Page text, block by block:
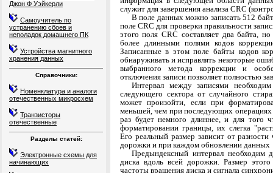
Джон Ф Уэйкерли
Самоучитель по
устранению сбоев и
неполадок домашнего ПК
Устройства магнитного
хранения данных
Справочники:
Номенклатура и аналоги
отечественных микросхем
Транзисторы
отечественные
Разделы статей:
Электронные схемы для
начинающих
служит для за­вершения анализа CRC
В поле данных можно записать 512
по­ле CRC для проверки правильности
этого поля CRC составляет два байта,
более длин­ными полями кодов
Записанные в этом поле байты кодов
обнаруживать и исправлять некоторые
выбранного метода коррекции и
отключения записи позволяет полностью
Интервал между записями
следующе­го сектора от случайного
может произойти, если при
меньшей, чем при после­дующих операциях
раз будет немного длиннее, и для того
форматировании границы, их слегка
Его реальный размер зависит от
дорожки и при каждом обновлении данных
Предындексный интервал необходим
диска вдоль всей дорожки. Размер
частоты враще­ния диска и сигнала